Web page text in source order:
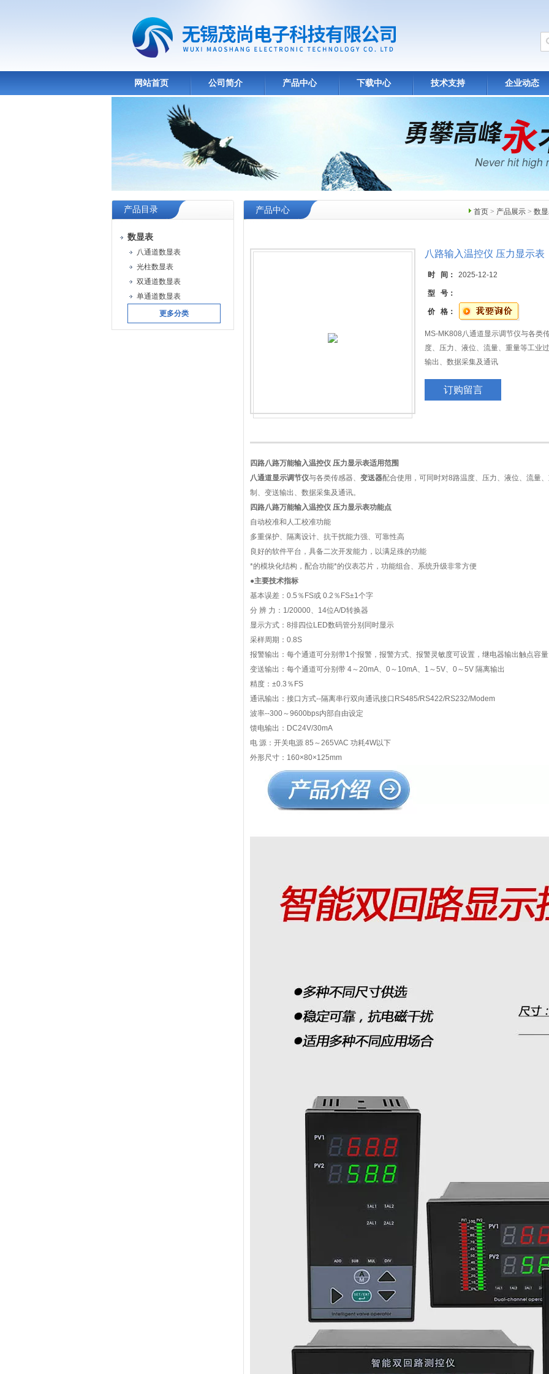
网站首页 公司简介 产品中心 下载中心 技术支持 企业动态
产品目录
数显表
八通道数显表
光柱数显表
双通道数显表
单通道数显表
更多分类
首页 > 产品展示 > 数
产品中心
八路输入温控仪 压力显示表
时 间： 2025-12-12
型 号：
价 格：
MS-MK808八通道显示调节仪与各类
度、压力、液位、流量、重量等工业
输出、数据采集及通讯
订购留言
四路八路万能输入温控仪 压力显示表适用范围
八通道显示调节仪与各类传感器、 变送器配合使用，可同时对8路温度、压力、液位、流量
制、变送输出、数据采集及通讯。
四路八路万能输入温控仪 压力显示表功能点
自动校准和人工校准功能
多重保护、隔离设计、抗干扰能力强、可靠性高
良好的软件平台，具备二次开发能力，以满足殊的功能
*的模块化结构，配合功能*的仪表芯片，功能组合、系统升级非常方便
●主要技术指标
基本误差：0.5％FS或 0.2％FS±1个字
分 辨 力：1/20000、14位A/D转换器
显示方式：8排四位LED数码管分别同时显示
采样周期：0.8S
报警输出：每个通道可分别带1个报警，报警方式、报警灵敏度可设置，继电器输出触点容量
变送输出：每个通道可分别带 4～20mA、0～10mA、1～5V、0～5V 隔离输出
精度：±0.3％FS
通讯输出：接口方式--隔离串行双向通讯接口RS485/RS422/RS232/Modem
波率--300～9600bps内部自由设定
馈电输出：DC24V/30mA
电 源：开关电源 85～265VAC 功耗4W以下
外形尺寸：160×80×125mm